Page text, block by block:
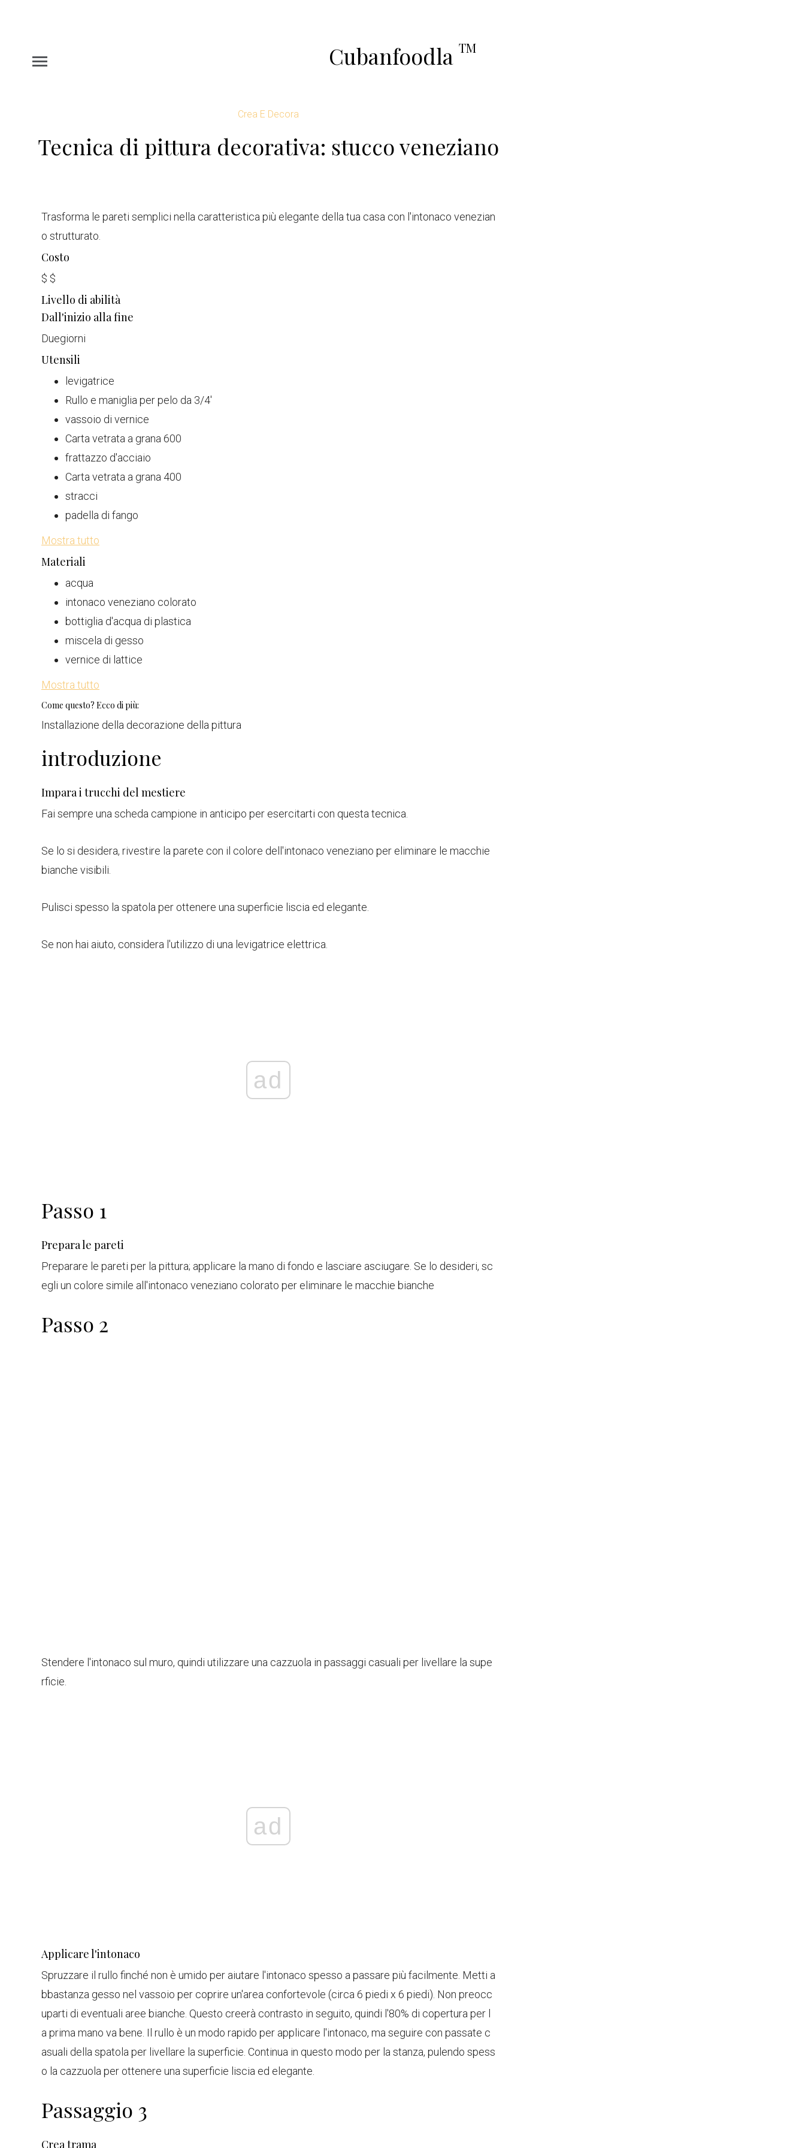
Cubanfoodla TM
Crea E Decora
Tecnica di pittura decorativa: stucco veneziano
Trasforma le pareti semplici nella caratteristica più elegante della tua casa con l'intonaco venezian
o strutturato.
Costo
$ $
Livello di abilità
Dall'inizio alla fine
Duegiorni
Utensili
levigatrice
Rullo e maniglia per pelo da 3/4'
vassoio di vernice
Carta vetrata a grana 600
frattazzo d'acciaio
Carta vetrata a grana 400
stracci
padella di fango
Mostra tutto
Materiali
acqua
intonaco veneziano colorato
bottiglia d'acqua di plastica
miscela di gesso
vernice di lattice
Mostra tutto
Come questo? Ecco di più:
Installazione della decorazione della pittura
introduzione
Impara i trucchi del mestiere
Fai sempre una scheda campione in anticipo per esercitarti con questa tecnica.
Se lo si desidera, rivestire la parete con il colore dell'intonaco veneziano per eliminare le macchie
bianche visibili.
Pulisci spesso la spatola per ottenere una superficie liscia ed elegante.
Se non hai aiuto, considera l'utilizzo di una levigatrice elettrica.
ad
Passo 1
Prepara le pareti
Preparare le pareti per la pittura; applicare la mano di fondo e lasciare asciugare. Se lo desideri, sc
egli un colore simile all'intonaco veneziano colorato per eliminare le macchie bianche
Passo 2
Stendere l'intonaco sul muro, quindi utilizzare una cazzuola in passaggi casuali per livellare la supe
rficie.
ad
Applicare l'intonaco
Spruzzare il rullo finché non è umido per aiutare l'intonaco spesso a passare più facilmente. Metti a
bbastanza gesso nel vassoio per coprire un'area confortevole (circa 6 piedi x 6 piedi). Non preocc
uparti di eventuali aree bianche. Questo creerà contrasto in seguito, quindi l'80% di copertura per l
a prima mano va bene. Il rullo è un modo rapido per applicare l'intonaco, ma seguire con passate c
asuali della spatola per livellare la superficie. Continua in questo modo per la stanza, pulendo spess
o la cazzuola per ottenere una superficie liscia ed elegante.
Passaggio 3
Crea trama